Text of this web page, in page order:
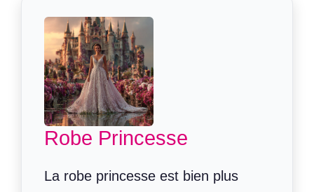
Robe Princesse
La robe princesse est bien plus